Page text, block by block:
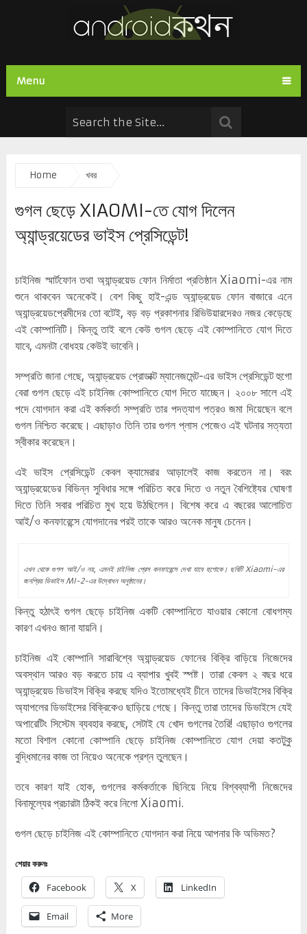
Menu
Home খবর
গুগল ছেড়ে XIAOMI-তে যোগ দিলেন
অ্যান্ড্রয়েডের ভাইস প্রেসিডেন্ট!
চাইনিজ স্মার্টফোন তথা অ্যান্ড্রয়েড ফোন নির্মাতা প্রতিষ্ঠান Xiaomi-এর নাম
শুনে থাকবেন অনেকেই। বেশ কিছু হাই-এন্ড অ্যান্ড্রয়েড ফোন বাজারে এনে
অ্যান্ড্রয়েডপ্রেমীদের তো বটেই, বড় বড় প্রকাশনার রিভিউয়ারদেরও নজর কেড়েছে
এই কোম্পানিটি। কিন্তু তাই বলে কেউ গুগল ছেড়ে এই কোম্পানিতে যোগ দিতে
যাবে, এমনটা বোধহয় কেউই ভাবেনি।
সম্প্রতি জানা গেছে, অ্যান্ড্রয়েড প্রোডাক্ট ম্যানেজমেন্ট-এর ভাইস প্রেসিডেন্ট হুগো
বেরা গুগল ছেড়ে এই চাইনিজ কোম্পানিতে যোগ দিতে যাচ্ছেন। ২০০৮ সালে এই
পদে যোগদান করা এই কর্মকর্তা সম্প্রতি তার পদত্যাগ পত্রও জমা দিয়েছেন বলে
গুগল নিশ্চিত করেছে। এছাড়াও তিনি তার গুগল প্লাস পেজেও এই ঘটনার সত্যতা
স্বীকার করেছেন।
এই ভাইস প্রেসিডেন্ট কেবল ক্যামেরার আড়ালেই কাজ করতেন না। বরং
অ্যান্ড্রয়েডের বিভিন্ন সুবিধার সঙ্গে পরিচিত করে দিতে ও নতুন বৈশিষ্ট্যের ঘোষণা
দিতে তিনি সবার পরিচিত মুখ হয়ে উঠছিলেন। বিশেষ করে এ বছরের আলোচিত
আই/ও কনফারেন্সে যোগদানের পরই তাকে আরও অনেক মানুষ চেনেন।
এখন থেকে গুগল আই/ও নয়, এমনই চাইনিজ প্রেস কনফারেন্সে দেখা যাবে হুগোকে। ছবিটি Xiaomi-এর
জনপ্রিয় ডিভাইস MI-2-এর উদ্বোধন অনুষ্ঠানের।
কিন্তু হঠাৎই গুগল ছেড়ে চাইনিজ একটি কোম্পানিতে যাওয়ার কোনো বোধগম্য
কারণ এখনও জানা যায়নি।
চাইনিজ এই কোম্পানি সারাবিশ্বে অ্যান্ড্রয়েড ফোনের বিক্রি বাড়িয়ে নিজেদের
অবস্থান আরও বড় করতে চায় এ ব্যাপার খুবই স্পষ্ট। তারা কেবল ২ বছর ধরে
অ্যান্ড্রয়েড ডিভাইস বিক্রি করছে যদিও ইতোমধ্যেই চীনে তাদের ডিভাইসের বিক্রি
অ্যাপলের ডিভাইসের বিক্রিকেও ছাড়িয়ে গেছে। কিন্তু তারা তাদের ডিভাইসে যেই
অপারেটিং সিস্টেম ব্যবহার করছে, সেটাই যে খোদ গুগলের তৈরি! এছাড়াও গুগলের
মতো বিশাল কোনো কোম্পানি ছেড়ে চাইনিজ কোম্পানিতে যোগ দেয়া কতটুকু
বুদ্ধিমানের কাজ তা নিয়েও অনেকে প্রশ্ন তুলছেন।
তবে কারণ যাই হোক, গুগলের কর্মকর্তাকে ছিনিয়ে নিয়ে বিশ্বব্যাপী নিজেদের
বিনামূল্যের প্রচারটা ঠিকই করে নিলো Xiaomi.
গুগল ছেড়ে চাইনিজ এই কোম্পানিতে যোগদান করা নিয়ে আপনার কি অভিমত?
শেয়ার করুনঃ
Facebook X LinkedIn
Email More